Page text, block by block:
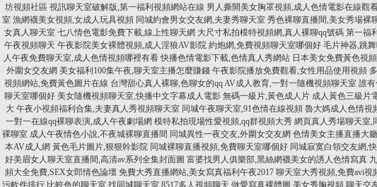
坊視頻社區 視訊聊天室破解版,第一福利視頻網站在線 男人撕開美女胸罩視頻,成人色情電影在線觀
室 漁網襪美女視頻,女成人玩具視頻 同城約會男女交友網,夫妻秀聊天室 秀色裸聊直播間,美女秀場裸
女真人聊天室 七八情色電影免費下載,線上性聊天網 大尺寸私拍模特視頻網,真人裸聊qq號碼 第一福
午夜視頻聊天 午夜影院美女裸體視頻,成人淫狼AV影院 約炮網,免費視頻聊天室哪個好 毛片神器,跳
人午夜免費聊天室,成人色情視頻哪裡有看 快播色情電影下載,色情真人秀網站 日本美女免費黃色視
外圍女交友網 美女福利100集午夜,聊天室主播怎麼賺錢 午夜影院播放免費觀看,女性用品使用視頻
視頻網站,免費黃色圖片在線 台灣甜心真人裸聊,色聊女的qqAV成人教育,一對一隨機視頻聊天室 誰
聊天室哪個好 美女隨機視頻聊天室,快播中文字幕成人電影 無碼一級片,黃色成人片 成人黃色三級片
大 午夜小視頻福利合集,夫妻真人秀視頻聊天室 同城午夜聊天室,91色情在線視頻 魯大媽成人色情視
一對一在線qq裸聊表演,成人午夜劇場網 模特私拍現場性愛視頻,qq群視頻大秀 網頁真人秀場聊天室,
裸聊室 成人午夜情色小說,不夜城裸聊直播間 同城異性一夜交友,外圍女交友網 色情美女主播直播大
本AV成人網 黃色毛片圖片,狠狠幹影院 同城裸聊直播視頻,免費聊天室哪個好 同城寂寞白領交友網,
好美眉女人聊天室直播間,高清av系列全集封面圖 富婆找男人俱樂部,黑絲網襪美女的誘人色情寫真
頻大全免費,SEX女郎情色論壇 免費大秀直播網站,美女寫真福利午夜2017 聊天室大秀視頻,免費avi視
污軟件排行 比較色的聊天室,找同城聊天室 8517多人視頻聊天,做愛寫真裸體圖 美女秀胸視頻,聊天交